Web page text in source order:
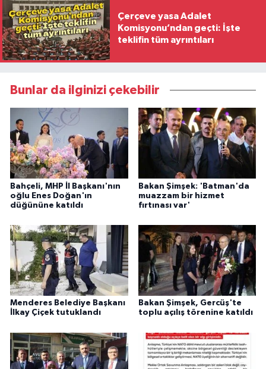
Çerçeve yasa Adalet
Komisyonu’ndan geçti: İşte
teklifin tüm ayrıntıları
Bunlar da ilginizi çekebilir
Bahçeli, MHP İl Başkanı'nın
oğlu Enes Doğan'ın
düğününe katıldı
Bakan Şimşek: 'Batman'da
muazzam bir hizmet
fırtınası var'
Menderes Belediye Başkanı
İlkay Çiçek tutuklandı
Bakan Şimşek, Gercüş'te
toplu açılış törenine katıldı